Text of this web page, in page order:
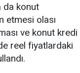
da konut
etmesi olası
ve konut kredi
reel fiyatlardaki